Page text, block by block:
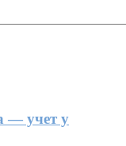
— учет у